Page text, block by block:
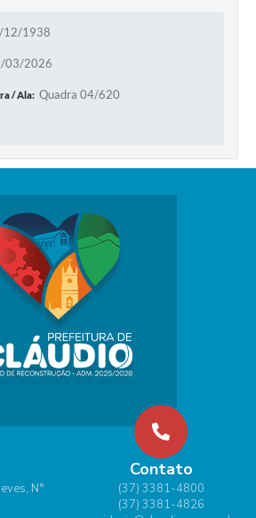
12/1938
03/2026
/ Ala: Quadra 04/620
N°
Contato
(37) 3381-4800
(37) 3381-4826